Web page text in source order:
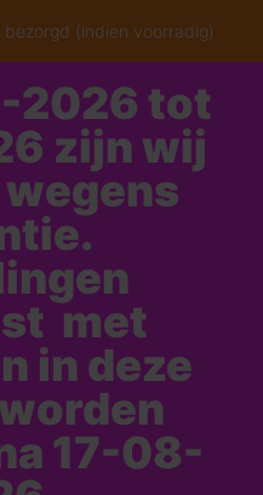
(indien voorradig)
2026 tot
zijn wij
met
in deze
17-08-